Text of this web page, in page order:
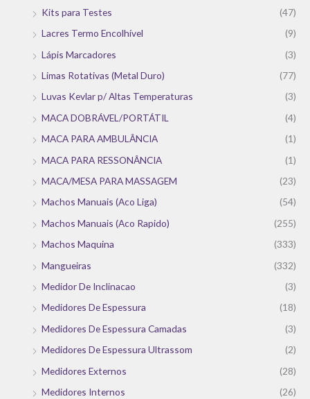
Kits para Testes
(47)
Lacres Termo Encolhível
(9)
Lápis Marcadores
(3)
Limas Rotativas (Metal Duro)
(77)
Luvas Kevlar p/ Altas Temperaturas
(3)
MACA DOBRÁVEL/PORTÁTIL
(4)
MACA PARA AMBULÂNCIA
(1)
MACA PARA RESSONÂNCIA
(1)
MACA/MESA PARA MASSAGEM
(23)
Machos Manuais (Aco Liga)
(54)
Machos Manuais (Aco Rapido)
(255)
Machos Maquina
(333)
Mangueiras
(332)
Medidor De Inclinacao
(3)
Medidores De Espessura
(18)
Medidores De Espessura Camadas
(3)
Medidores De Espessura Ultrassom
(2)
Medidores Externos
(28)
Medidores Internos
(26)